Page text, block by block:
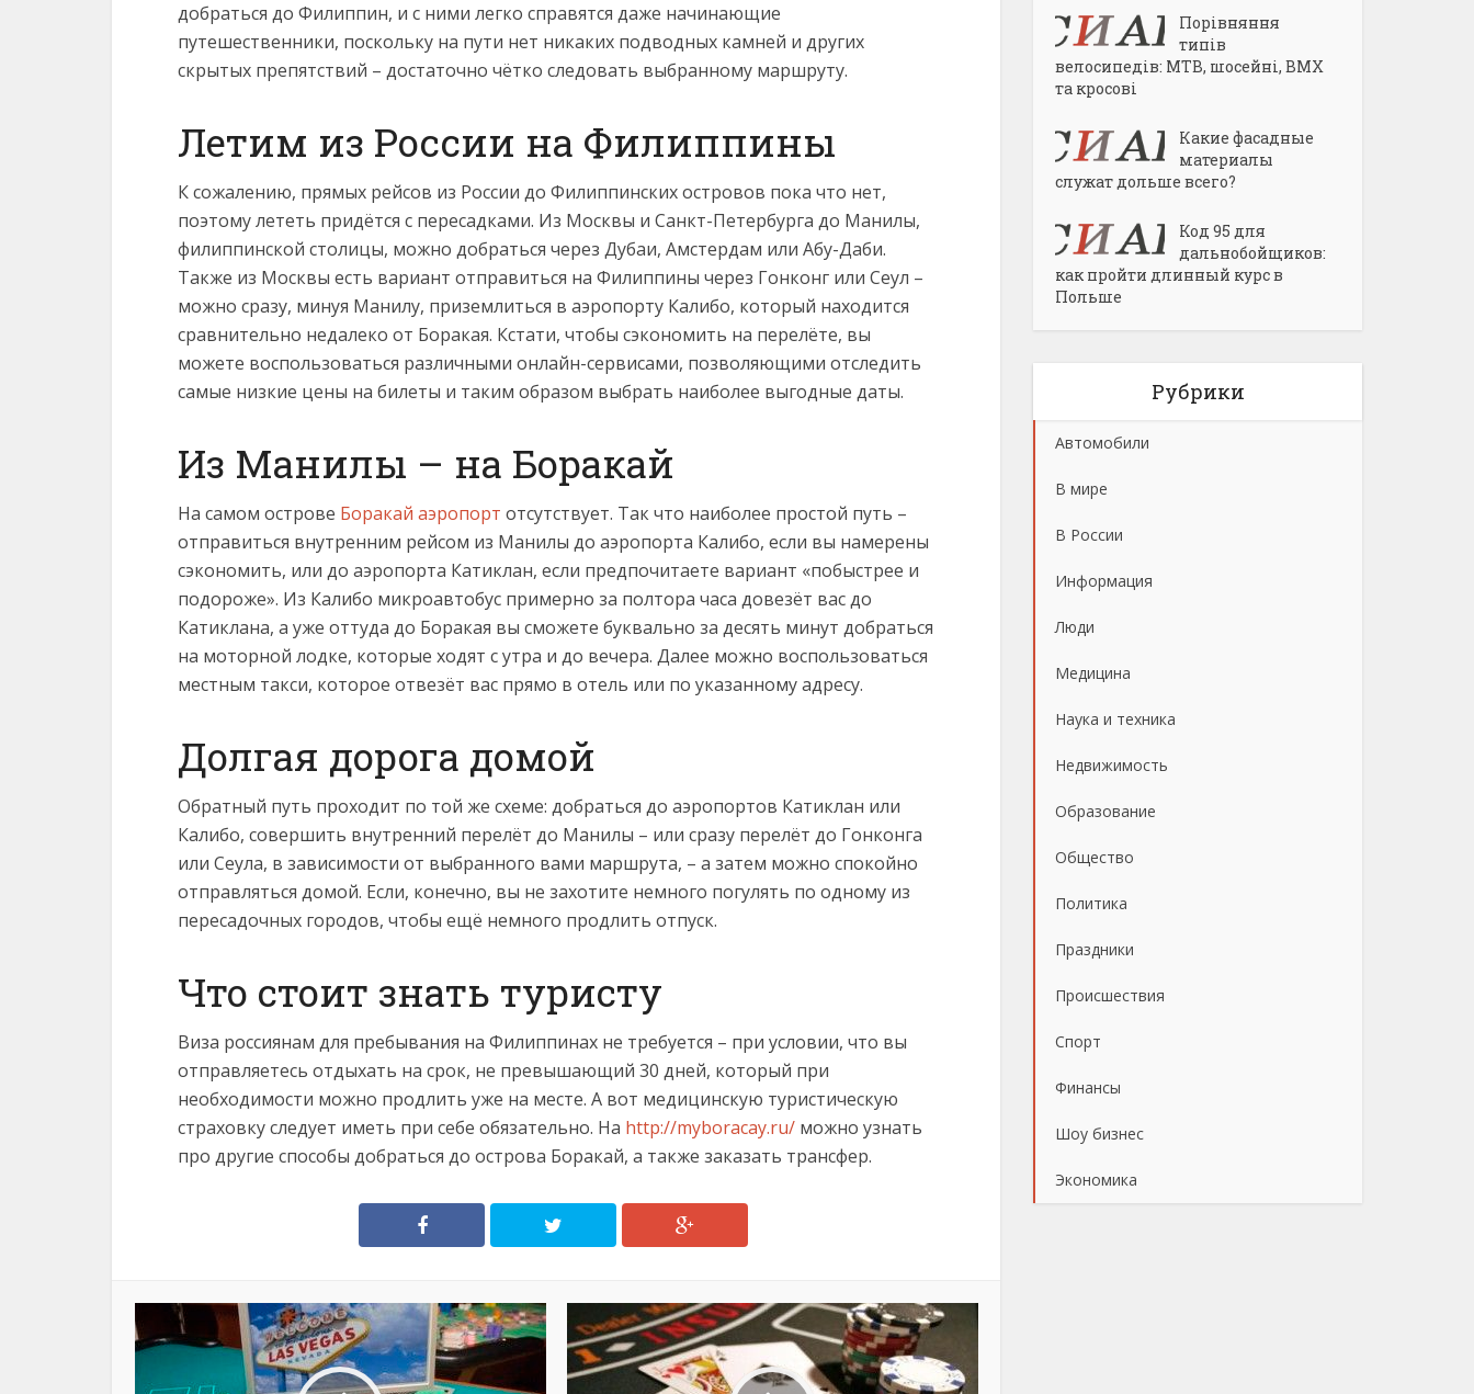
добраться до Филиппин, и с ними легко справятся даже начинающие
путешественники, поскольку на пути нет никаких подводных камней и других
скрытых препятствий – достаточно чётко следовать выбранному маршруту.
Летим из России на Филиппины
К сожалению, прямых рейсов из России до Филиппинских островов пока что нет,
поэтому лететь придётся с пересадками. Из Москвы и Санкт-Петербурга до Манилы,
филиппинской столицы, можно добраться через Дубаи, Амстердам или Абу-Даби.
Также из Москвы есть вариант отправиться на Филиппины через Гонконг или Сеул –
можно сразу, минуя Манилу, приземлиться в аэропорту Калибо, который находится
сравнительно недалеко от Боракая. Кстати, чтобы сэкономить на перелёте, вы
можете воспользоваться различными онлайн-сервисами, позволяющими отследить
самые низкие цены на билеты и таким образом выбрать наиболее выгодные даты.
Из Манилы – на Боракай
На самом острове Боракай аэропорт отсутствует. Так что наиболее простой путь –
отправиться внутренним рейсом из Манилы до аэропорта Калибо, если вы намерены
сэкономить, или до аэропорта Катиклан, если предпочитаете вариант «побыстрее и
подороже». Из Калибо микроавтобус примерно за полтора часа довезёт вас до
Катиклана, а уже оттуда до Боракая вы сможете буквально за десять минут добраться
на моторной лодке, которые ходят с утра и до вечера. Далее можно воспользоваться
местным такси, которое отвезёт вас прямо в отель или по указанному адресу.
Долгая дорога домой
Обратный путь проходит по той же схеме: добраться до аэропортов Катиклан или
Калибо, совершить внутренний перелёт до Манилы – или сразу перелёт до Гонконга
или Сеула, в зависимости от выбранного вами маршрута, – а затем можно спокойно
отправляться домой. Если, конечно, вы не захотите немного погулять по одному из
пересадочных городов, чтобы ещё немного продлить отпуск.
Что стоит знать туристу
Виза россиянам для пребывания на Филиппинах не требуется – при условии, что вы
отправляетесь отдыхать на срок, не превышающий 30 дней, который при
необходимости можно продлить уже на месте. А вот медицинскую туристическую
страховку следует иметь при себе обязательно. На http://myboracay.ru/ можно узнать
про другие способы добраться до острова Боракай, а также заказать трансфер.
Порівняння
типів
велосипедів: MTB, шосейні, BMX
та кросові
Какие фасадные
материалы
служат дольше всего?
Код 95 для
дальнобойщиков:
как пройти длинный курс в
Польше
Рубрики
Автомобили
В мире
В России
Информация
Люди
Медицина
Наука и техника
Недвижимость
Образование
Общество
Политика
Праздники
Происшествия
Спорт
Финансы
Шоу бизнес
Экономика